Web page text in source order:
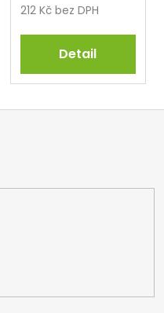
212 Kč bez DPH
Detail